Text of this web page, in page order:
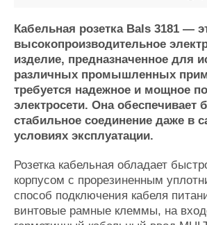
Судостроение
Пульс
Новости
Компании
Репутация
Работа
Крюинг
Реклама
Торговая
Доска
Продажа
Оборудование
Изделия
Материалы
Услуги
Конференции
Флот
Кабельная розетка Bals 3181 —
высокопроизводительное
изделие, предназначенное для
различных промышленных
требуется надежное и мощное
электросети. Она обеспечивает
стабильное соединение даже в
условиях эксплуатации.
Розетка кабельная обладает
корпусом с прорезиненным
способ подключения кабеля
винтовые рамные клеммы, на